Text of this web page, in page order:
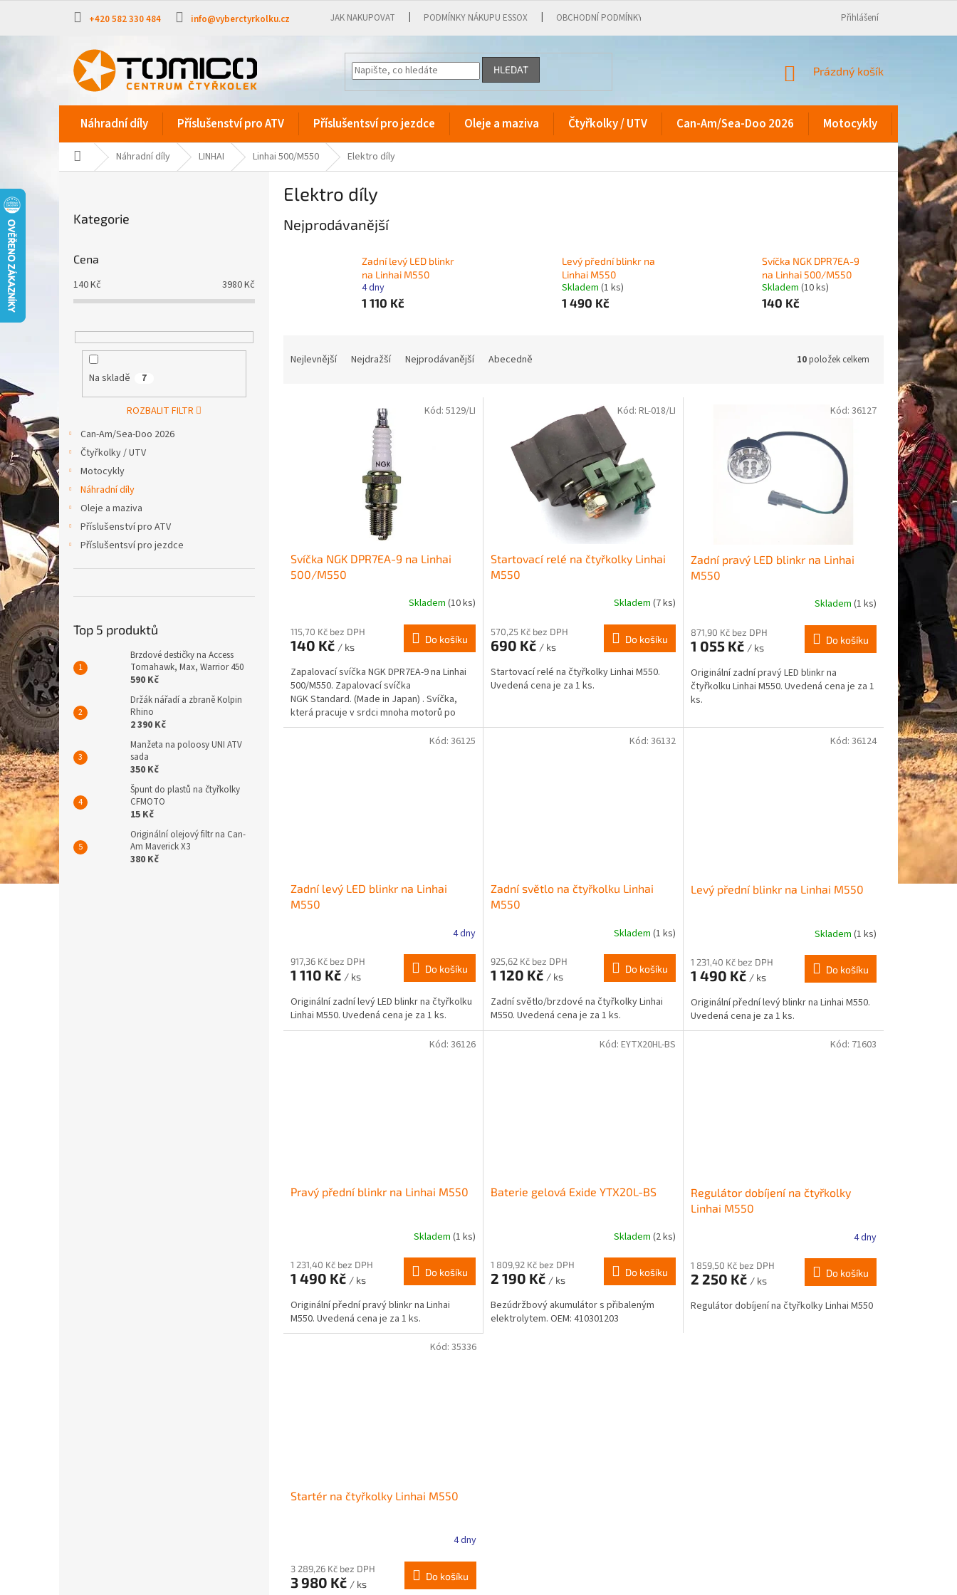
obsah
+420 582 330 484 info@vyberctyrkolku.cz JAK NAKUPOVAT PODMÍNKY NÁKUPU ESSOX OBCHODNÍ PODMÍNKY Přihlášení
HLEDAT
NÁKUPNÍ
Prázdný košík
Náhradní díly Příslušenství pro ATV Příslušentsví pro jezdce Oleje a maziva Čtyřkolky / UTV Can-Am/Sea-Doo 2026 Motocykly
Domů Náhradní díly LINHAI Linhai 500/M550 Elektro díly
kategorie
Kategorie
Cena
140Kč 3980Kč
Na skladě 7
ROZBALIT FILTR
Can-Am/Sea-Doo 2026
Čtyřkolky / UTV
Motocykly
Náhradní díly
Oleje a maziva
Příslušenství pro ATV
Příslušentsví pro jezdce
Top 5 produktů
Brzdové destičky na Access
Tomahawk, Max, Warrior 450
590 Kč
Držák nářadí a zbraně Kolpin
Rhino
2 390 Kč
Manžeta na poloosy UNI ATV
sada
350 Kč
Špunt do plastů na čtyřkolky
CFMOTO
15 Kč
Originální olejový filtr na Can-
Am Maverick X3
380 Kč
Elektro díly
Nejprodávanější
Zadní levý LED blinkr
na Linhai M550
4 dny
1 110 Kč
Levý přední blinkr na
Linhai M550
Skladem (1 ks)
1 490 Kč
Svíčka NGK DPR7EA-9
na Linhai 500/M550
Skladem (10 ks)
140 Kč
Nejlevnější Nejdražší Nejprodávanější Abecedně 10položek celkem
Svíčka NGK DPR7EA-9 na Linhai
500/M550
Skladem (10 ks)
115,70 Kč bez DPH
140 Kč / ks
Do košíku
Zapalovací svíčka NGK DPR7EA-9 na Linhai
500/M550. Zapalovací svíčka
NGK Standard. (Made in Japan) . Svíčka,
která pracuje v srdci mnoha motorů po
celém světě.
Kód: 5129/LI
Startovací relé na čtyřkolky Linhai
M550
Skladem (7 ks)
570,25 Kč bez DPH
690 Kč / ks
Do košíku
Startovací relé na čtyřkolky Linhai M550.
Uvedená cena je za 1 ks.
Kód: RL-018/LI
Zadní pravý LED blinkr na Linhai
M550
Skladem (1 ks)
871,90 Kč bez DPH
1 055 Kč / ks
Do košíku
Originální zadní pravý LED blinkr na
čtyřkolku Linhai M550. Uvedená cena je za 1
ks.
Kód: 36127
Zadní levý LED blinkr na Linhai
M550
4 dny
917,36 Kč bez DPH
1 110 Kč / ks
Do košíku
Originální zadní levý LED blinkr na čtyřkolku
Linhai M550. Uvedená cena je za 1 ks.
Kód: 36125
Zadní světlo na čtyřkolku Linhai
M550
Skladem (1 ks)
925,62 Kč bez DPH
1 120 Kč / ks
Do košíku
Zadní světlo/brzdové na čtyřkolky Linhai
M550. Uvedená cena je za 1 ks.
Kód: 36132
Levý přední blinkr na Linhai M550
Skladem (1 ks)
1 231,40 Kč bez DPH
1 490 Kč / ks
Do košíku
Originální přední levý blinkr na Linhai M550.
Uvedená cena je za 1 ks.
Kód: 36124
Pravý přední blinkr na Linhai M550
Skladem (1 ks)
1 231,40 Kč bez DPH
1 490 Kč / ks
Do košíku
Originální přední pravý blinkr na Linhai
M550. Uvedená cena je za 1 ks.
Kód: 36126
Baterie gelová Exide YTX20L-BS
Skladem (2 ks)
1 809,92 Kč bez DPH
2 190 Kč / ks
Do košíku
Bezúdržbový akumulátor s přibaleným
elektrolytem. OEM: 410301203
Kód: EYTX20HL-BS
Regulátor dobíjení na čtyřkolky
Linhai M550
4 dny
1 859,50 Kč bez DPH
2 250 Kč / ks
Do košíku
Regulátor dobíjení na čtyřkolky Linhai M550
Kód: 71603
Startér na čtyřkolky Linhai M550
4 dny
3 289,26 Kč bez DPH
3 980 Kč / ks
Do košíku
Kód: 35336